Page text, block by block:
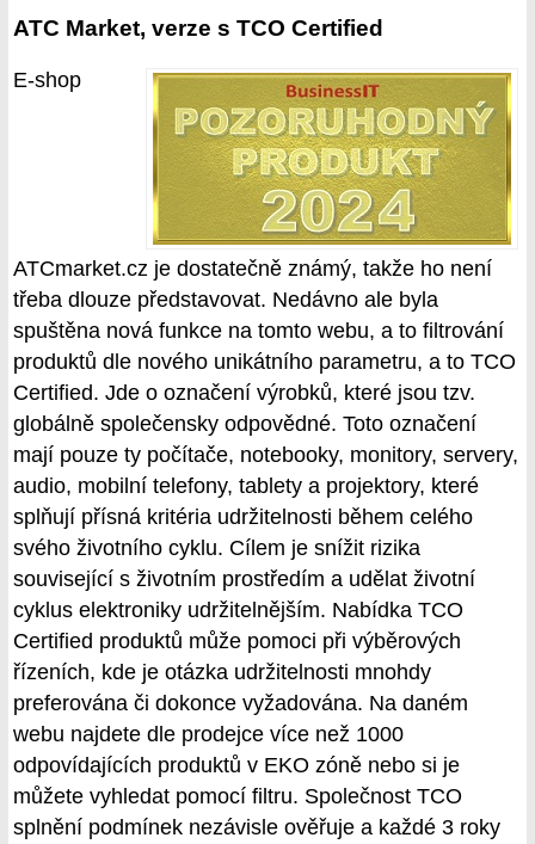
ATC Market, verze s TCO Certified
E-shop
ATCmarket.cz je dostatečně známý, takže ho není
třeba dlouze představovat. Nedávno ale byla
spuštěna nová funkce na tomto webu, a to filtrování
produktů dle nového unikátního parametru, a to TCO
Certified. Jde o označení výrobků, které jsou tzv.
globálně společensky odpovědné. Toto označení
mají pouze ty počítače, notebooky, monitory, servery,
audio, mobilní telefony, tablety a projektory, které
splňují přísná kritéria udržitelnosti během celého
svého životního cyklu. Cílem je snížit rizika
související s životním prostředím a udělat životní
cyklus elektroniky udržitelnějším. Nabídka TCO
Certified produktů může pomoci při výběrových
řízeních, kde je otázka udržitelnosti mnohdy
preferována či dokonce vyžadována. Na daném
webu najdete dle prodejce více než 1000
odpovídajících produktů v EKO zóně nebo si je
můžete vyhledat pomocí filtru. Společnost TCO
splnění podmínek nezávisle ověřuje a každé 3 roky